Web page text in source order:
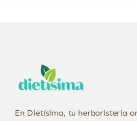
En Dietísima, tu herboristería